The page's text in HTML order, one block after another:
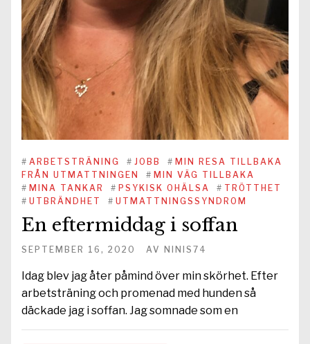
# ARBETSTRÄNING # JOBB # MIN RESA TILLBAKA
FRÅN UTMATTNINGEN
# MIN VÄG TILLBAKA
# MINA TANKAR # PSYKISK OHÄLSA # TRÖTTHET
# UTBRÄNDHET # UTMATTNINGSSYNDROM
En eftermiddag i soffan
SEPTEMBER 16, 2020 AV NINIS74
Idag blev jag åter påmind över min skörhet. Efter
arbetsträning och promenad med hunden så
däckade jag i soffan. Jag somnade som en